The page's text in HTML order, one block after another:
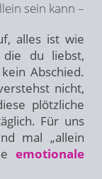
sein kann –
alles ist wie
du liebst,
Abschied.
nicht,
plötzliche
Für uns
mal „allein
emotionale